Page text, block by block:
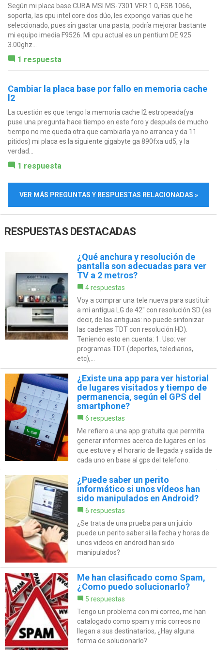
Según mi placa base CUBA MSI MS-7301 VER 1.0, FSB 1066,
soporta, las cpu intel core dos dúo, les expongo varias que he
seleccionado, pues sin gastar una pasta, podría mejorar bastante
mi equipo imedia F9526. Mi cpu actual es un pentium DE 925
3.00ghz...
1 respuesta
Cambiar la placa base por fallo en memoria cache
l2
La cuestión es que tengo la memoria cache l2 estropeada(ya
puse una pregunta hace tiempo en este foro y después de mucho
tiempo no me queda otra que cambiarla ya no arranca y da 11
pitidos) mi placa es la siguiente gigabyte ga 890fxa ud5, y la
verdad...
1 respuesta
VER MÁS PREGUNTAS Y RESPUESTAS RELACIONADAS »
RESPUESTAS DESTACADAS
¿Qué anchura y resolución de
pantalla son adecuadas para ver
TV a 2 metros?
4 respuestas
Voy a comprar una tele nueva para sustituir
a mi antigua LG de 42" con resolución SD (es
decir, de las antiguas: no puede sintonizar
las cadenas TDT con resolución HD).
Teniendo esto en cuenta: 1. Uso: ver
programas TDT (deportes, telediarios,
etc),...
¿Existe una app para ver historial
de lugares visitados y tiempo de
permanencia, según el GPS del
smartphone?
6 respuestas
Me refiero a una app gratuita que permita
generar informes acerca de lugares en los
que estuve y el horario de llegada y salida de
cada uno en base al gps del telefono.
¿Puede saber un perito
informático si unos vídeos han
sido manipulados en Android?
6 respuestas
¿Se trata de una prueba para un juicio
puede un perito saber si la fecha y horas de
unos videos en android han sido
manipulados?
Me han clasificado como Spam,
¿Como puedo solucionarlo?
5 respuestas
Tengo un problema con mi correo, me han
catalogado como spam y mis correos no
llegan a sus destinatarios, ¿Hay alguna
forma de solucionarlo?